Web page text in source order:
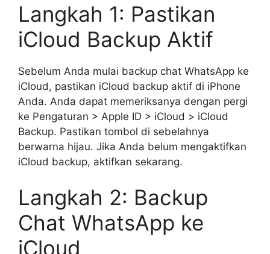
Langkah 1: Pastikan
iCloud Backup Aktif
Sebelum Anda mulai backup chat WhatsApp ke
iCloud, pastikan iCloud backup aktif di iPhone
Anda. Anda dapat memeriksanya dengan pergi
ke Pengaturan > Apple ID > iCloud > iCloud
Backup. Pastikan tombol di sebelahnya
berwarna hijau. Jika Anda belum mengaktifkan
iCloud backup, aktifkan sekarang.
Langkah 2: Backup
Chat WhatsApp ke
iCloud